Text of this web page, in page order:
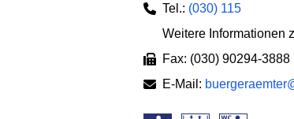
Tel.: (030) 115
Weitere Informationen
Fax: (030) 90294-3888
E-Mail: